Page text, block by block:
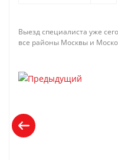
Выезд специалиста уже
все районы Москвы и